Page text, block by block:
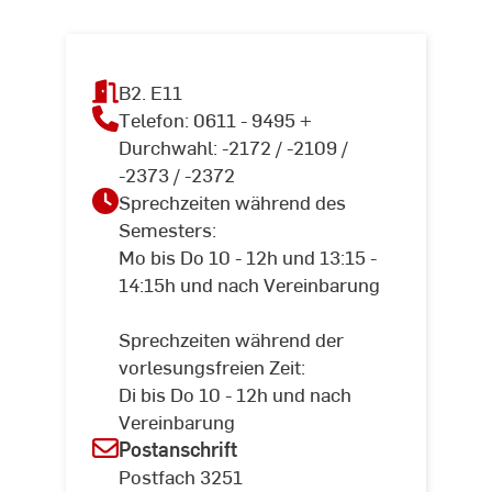
B2. E11
Telefon: 0611 - 9495 +
Durchwahl: -2172 / -2109 /
-2373 / -2372
Sprechzeiten während des
Semesters:
Mo bis Do 10 - 12h und 13:15 -
14:15h und nach Vereinbarung
Sprechzeiten während der
vorlesungsfreien Zeit:
Di bis Do 10 - 12h und nach
Vereinbarung
Postanschrift
Postfach 3251